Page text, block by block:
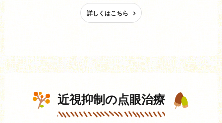
詳しくはこちら
近視抑制の点眼治療